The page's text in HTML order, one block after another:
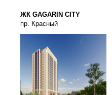
ЖК GAGARIN CITY
пр. Красный